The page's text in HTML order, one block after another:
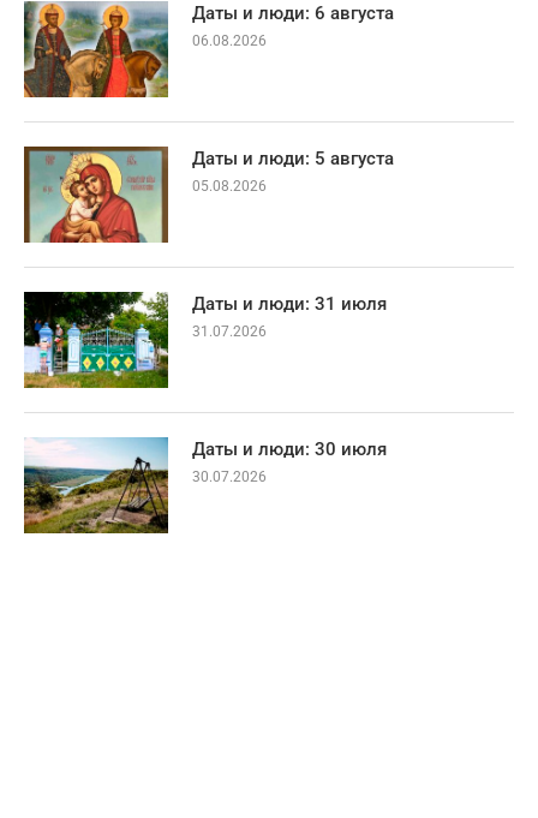
Даты и люди: 6 августа
06.08.2026
Даты и люди: 5 августа
05.08.2026
Даты и люди: 31 июля
31.07.2026
Даты и люди: 30 июля
30.07.2026